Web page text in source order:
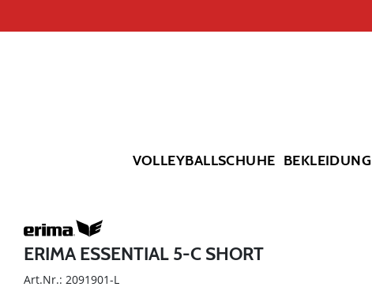
VOLLEYBALLSCHUHE BEKLEIDUNG
ERIMA ESSENTIAL 5-C SHORT
Art.Nr.: 2091901-L